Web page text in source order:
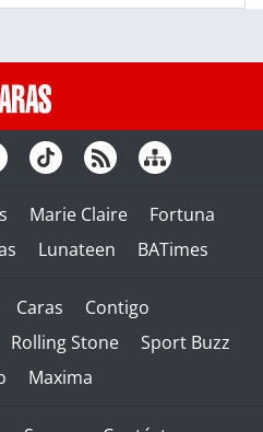
Marie Claire
Fortuna
Lunateen BATimes
Caras
Contigo
Rolling Stone
Sport Buzz
Maxima